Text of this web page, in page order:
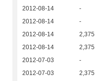
2012-08-14
-
2012-08-14
-
2012-08-14
2,375
2012-08-14
2,375
2012-07-03
-
2012-07-03
2,375